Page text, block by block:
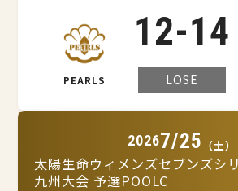
PEARLS
12-14
LOSE
20267/25 （土）
太陽生命ウィメンズセブンズシ
九州大会 予選POOLC